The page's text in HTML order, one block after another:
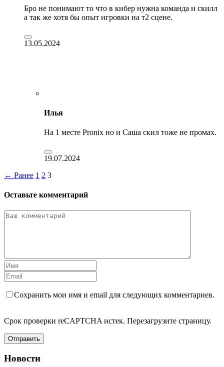
Бро не понимают то что в кибер нужна команда и скилл
а так же хотя бы опыт игровки на т2 сцене.
13.05.2024
Илья
На 1 месте Pronix но и Саша скил тоже не промах.
19.07.2024
← Ранее 1 2 3
Оставьте комментарий
Сохранить мои имя и email для следующих комментариев.
Срок проверки reCAPTCHA истек. Перезагрузите страницу.
Отправить
Новости